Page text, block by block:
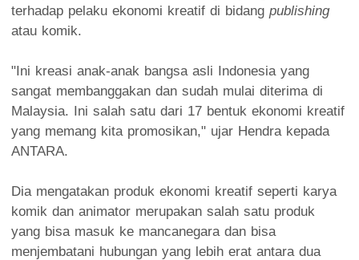
terhadap pelaku ekonomi kreatif di bidang publishing
atau komik.
"Ini kreasi anak-anak bangsa asli Indonesia yang
sangat membanggakan dan sudah mulai diterima di
Malaysia. Ini salah satu dari 17 bentuk ekonomi kreatif
yang memang kita promosikan," ujar Hendra kepada
ANTARA.
Dia mengatakan produk ekonomi kreatif seperti karya
komik dan animator merupakan salah satu produk
yang bisa masuk ke mancanegara dan bisa
menjembatani hubungan yang lebih erat antara dua